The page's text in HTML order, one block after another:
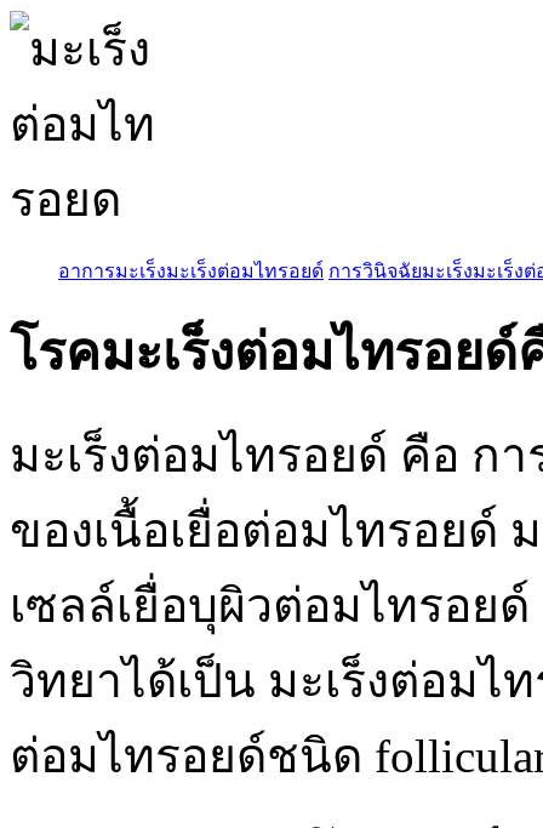
อาการมะเร็งมะเร็งต่อมไทรอยด์ การวินิจฉัยมะเร็งมะเร็ง
โรคมะเร็งต่อมไทรอยด์
มะเร็งต่อมไทรอยด์ คือ กา
ของเนื้อเยื่อต่อมไทรอยด์
เซลล์เยื่อบุผิวต่อมไทรอย
วิทยาได้เป็น มะเร็งต่อมไ
ต่อมไทรอยด์ชนิด